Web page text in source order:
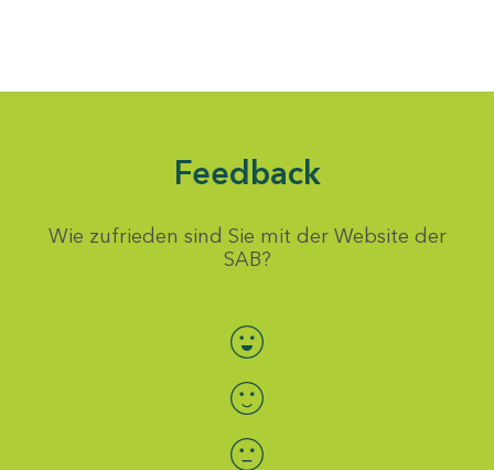
Feedback
Wie zufrieden sind Sie mit der Website der
SAB?
Bewertung auswählen